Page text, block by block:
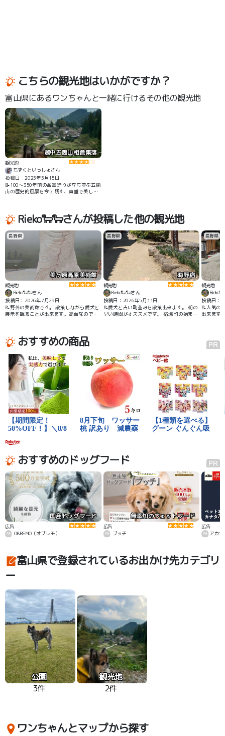
こちらの観光地はいかがですか？
富山県にあるワンちゃんと一緒に行けるその他の観光地
越中五箇山相倉集落
観光地
もずくといっしょさん
投稿日：2025年5月15日
📝100～350年前の合掌造りが立ち並ぶ五箇
山の歴史的風景を今に残す、貴重で美しい
Rieko🐑🐑さんが投稿した他の観光地
長野県
美ヶ原高原美術館
観光地
Rieko🐑🐑さん
投稿日：2026年7月29日
📝野外の美術館です。 散策しながら愛犬と
展示を観ることが出来ます。高台なので景
長野県
海野宿
観光地
Rieko🐑🐑さん
投稿日：2026年5月11日
📝愛犬と古い町並みを散策出来ます。 朝の
早い時間がオススメです。 宿場町の始まり
長野県
観光地
投稿日：
📝人気の
出来ます
おすすめの商品
おすすめのドッグフード
国産ドッグフード
広告
OBREMO（オブレモ）
無添加のウェットフード
広告
ブッチ
カ
広告
アカ
富山県で登録されているお出かけ先カテゴリ
ー
公園
3件
観光地
2件
ワンちゃんとマップから探す